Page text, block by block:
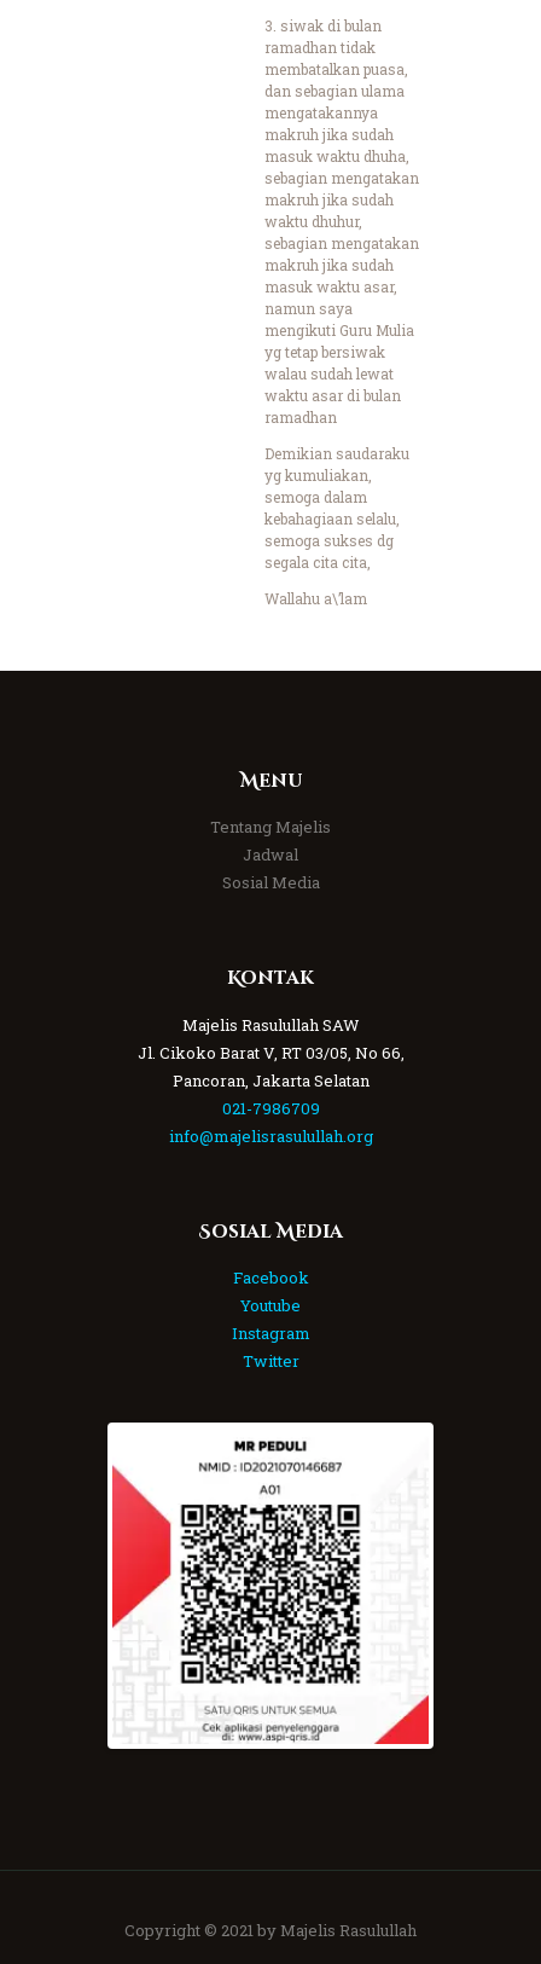
3. siwak di bulan
ramadhan tidak
membatalkan puasa,
dan sebagian ulama
mengatakannya
makruh jika sudah
masuk waktu dhuha,
sebagian mengatakan
makruh jika sudah
waktu dhuhur,
sebagian mengatakan
makruh jika sudah
masuk waktu asar,
namun saya
mengikuti Guru Mulia
yg tetap bersiwak
walau sudah lewat
waktu asar di bulan
ramadhan
Demikian saudaraku
yg kumuliakan,
semoga dalam
kebahagiaan selalu,
semoga sukses dg
segala cita cita,
Wallahu a\’lam
Menu
Tentang Majelis
Jadwal
Sosial Media
Kontak
Majelis Rasulullah SAW
Jl. Cikoko Barat V, RT 03/05, No 66,
Pancoran, Jakarta Selatan
021-7986709
info@majelisrasulullah.org
Sosial Media
Facebook
Youtube
Instagram
Twitter
Copyright © 2021 by Majelis Rasulullah